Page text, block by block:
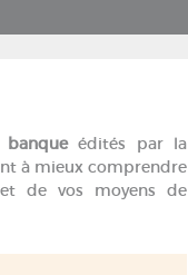
édités par la
à mieux comprendre
de vos moyens de